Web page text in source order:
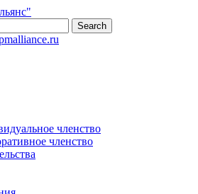
Search
членство
членство